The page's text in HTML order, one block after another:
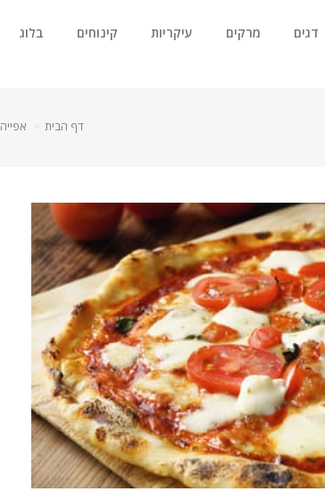
דגים מרקים עיקריות קינוחים בלוג
דף הבית אפייה